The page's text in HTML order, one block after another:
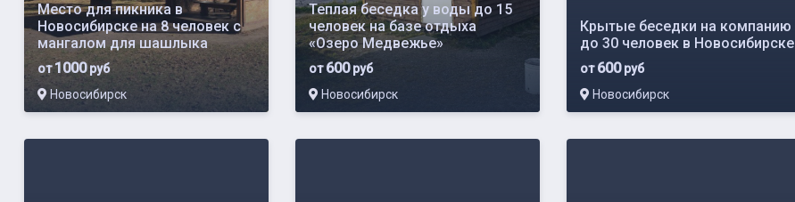
Место для пикника в
Новосибирске на 8 человек с
мангалом для шашлыка
от1000руб
Новосибирск
Теплая беседка у воды до 15
человек на базе отдыха
«Озеро Медвежье»
от600руб
Новосибирск
Крытые беседки на компанию
до 30 человек в Новосибирске
от600руб
Новосибирск